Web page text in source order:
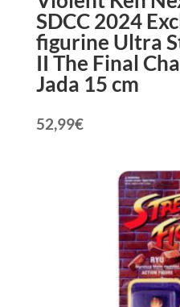
SDCC 2024
figurine Ultra
II The Final
Jada 15 cm
52,99€